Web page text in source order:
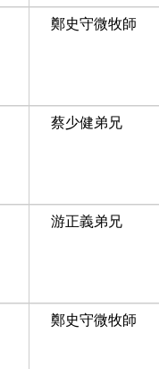
鄭史守微牧師
蔡少健弟兄
游正義弟兄
鄭史守微牧師